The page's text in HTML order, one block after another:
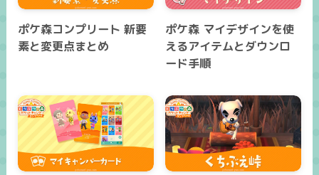
ポケ森コンプリート 新要
素と変更点まとめ
ポケ森 マイデザインを使
えるアイテムとダウンロ
ード手順